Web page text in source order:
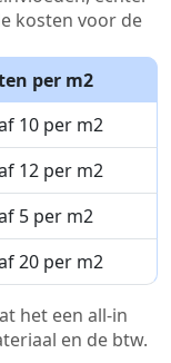
kosten voor de
per m2
10 per m2
12 per m2
5 per m2
20 per m2
het een all-in
en de btw.